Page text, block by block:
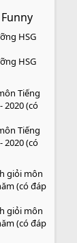
HSG
HSG
Tiếng
2020 (có
Tiếng
2020 (có
giỏi môn
(có đáp
giỏi môn
(có đáp